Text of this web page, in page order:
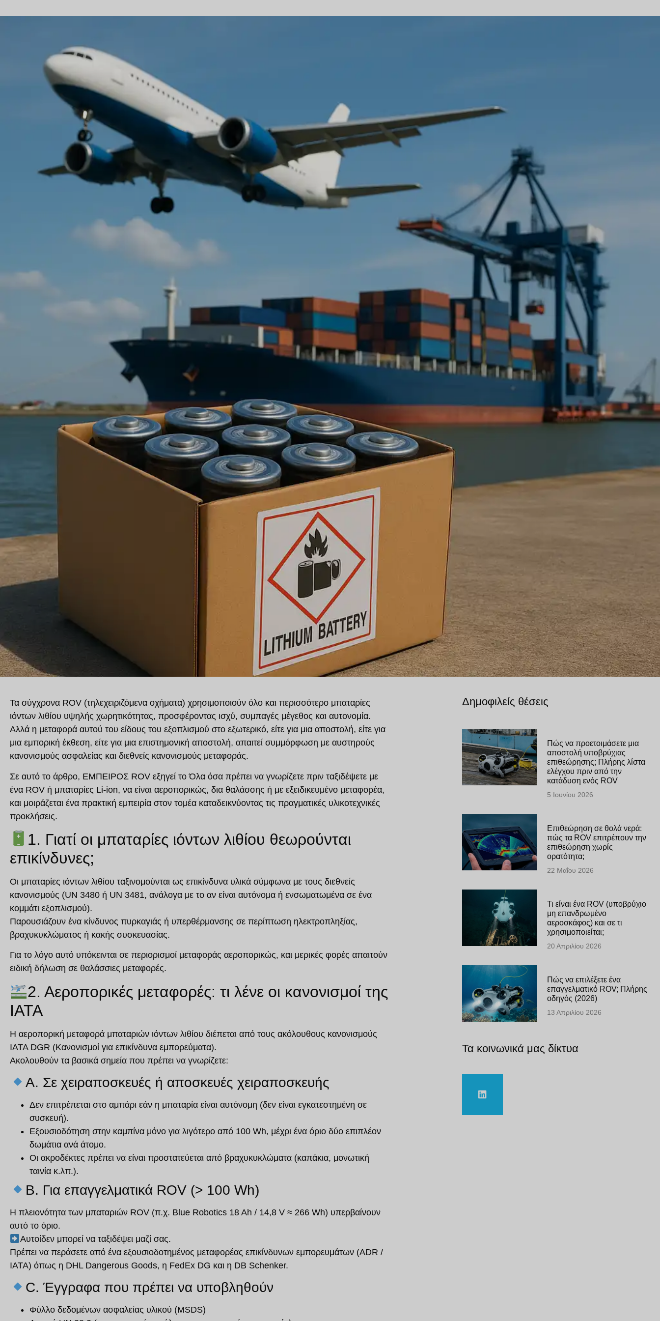
Τα σύγχρονα ROV (τηλεχειριζόμενα οχήματα) χρησιμοποιούν όλο και περισσότερο μπαταρίες
ιόντων λιθίου υψηλής χωρητικότητας, προσφέροντας ισχύ, συμπαγές μέγεθος και αυτονομία.
Αλλά η μεταφορά αυτού του είδους του εξοπλισμού στο εξωτερικό, είτε για μια αποστολή, είτε για
μια εμπορική έκθεση, είτε για μια επιστημονική αποστολή, απαιτεί συμμόρφωση με αυστηρούς
κανονισμούς ασφαλείας και διεθνείς κανονισμούς μεταφοράς.
Σε αυτό το άρθρο, ΕΜΠΕΙΡΟΣ ROV εξηγεί τοΌλα όσα πρέπει να γνωρίζετε πριν ταξιδέψετε με
ένα ROV ή μπαταρίες Li-ion, να είναι αεροπορικώς, δια θαλάσσης ή με εξειδικευμένο μεταφορέα,
και μοιράζεται ένα πρακτική εμπειρία στον τομέα καταδεικνύοντας τις πραγματικές υλικοτεχνικές
προκλήσεις.
1. Γιατί οι μπαταρίες ιόντων λιθίου θεωρούνται
επικίνδυνες;
Οι μπαταρίες ιόντων λιθίου ταξινομούνται ως επικίνδυνα υλικά σύμφωνα με τους διεθνείς
κανονισμούς (UN 3480 ή UN 3481, ανάλογα με το αν είναι αυτόνομα ή ενσωματωμένα σε ένα
κομμάτι εξοπλισμού).
Παρουσιάζουν ένα κίνδυνος πυρκαγιάς ή υπερθέρμανσης σε περίπτωση ηλεκτροπληξίας,
βραχυκυκλώματος ή κακής συσκευασίας.
Για το λόγο αυτό υπόκεινται σε περιορισμοί μεταφοράς αεροπορικώς, και μερικές φορές απαιτούν
ειδική δήλωση σε θαλάσσιες μεταφορές.
2. Αεροπορικές μεταφορές: τι λένε οι κανονισμοί της
ΙΑΤΑ
Η αεροπορική μεταφορά μπαταριών ιόντων λιθίου διέπεται από τους ακόλουθους κανονισμούς
IATA DGR (Κανονισμοί για επικίνδυνα εμπορεύματα).
Ακολουθούν τα βασικά σημεία που πρέπει να γνωρίζετε:
A. Σε χειραποσκευές ή αποσκευές χειραποσκευής
Δεν επιτρέπεται στο αμπάρι εάν η μπαταρία είναι αυτόνομη (δεν είναι εγκατεστημένη σε
συσκευή).
Εξουσιοδότηση στην καμπίνα μόνο για λιγότερο από 100 Wh, μέχρι ένα όριο δύο επιπλέον
δωμάτια ανά άτομο.
Οι ακροδέκτες πρέπει να είναι προστατεύεται από βραχυκυκλώματα (καπάκια, μονωτική
ταινία κ.λπ.).
B. Για επαγγελματικά ROV (> 100 Wh)
Η πλειονότητα των μπαταριών ROV (π.χ. Blue Robotics 18 Ah / 14,8 V ≈ 266 Wh) υπερβαίνουν
αυτό το όριο.
Αυτοίδεν μπορεί να ταξιδέψει μαζί σας.
Πρέπει να περάσετε από ένα εξουσιοδοτημένος μεταφορέας επικίνδυνων εμπορευμάτων (ADR /
IATA) όπως η DHL Dangerous Goods, η FedEx DG και η DB Schenker.
C. Έγγραφα που πρέπει να υποβληθούν
Φύλλο δεδομένων ασφαλείας υλικού (MSDS)
Δημοφιλείς θέσεις
Πώς να προετοιμάσετε μια
αποστολή υποβρύχιας
επιθεώρησης; Πλήρης λίστα
ελέγχου πριν από την
κατάδυση ενός ROV
5 Ιουνίου 2026
Επιθεώρηση σε θολά νερά:
πώς τα ROV επιτρέπουν την
επιθεώρηση χωρίς
ορατότητα;
22 Μαΐου 2026
Τι είναι ένα ROV (υποβρύχιο
μη επανδρωμένο
αεροσκάφος) και σε τι
χρησιμοποιείται;
20 Απριλίου 2026
Πώς να επιλέξετε ένα
επαγγελματικό ROV; Πλήρης
οδηγός (2026)
13 Απριλίου 2026
Τα κοινωνικά μας δίκτυα